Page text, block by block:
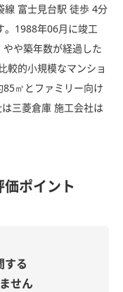
線 富士見台駅 徒歩 4分
。1988年06月に竣工
や築年数が経過した
較的小規模なマンショ
㎡とファミリー向け
三菱倉庫 施工会社は
ポイント
する
せん